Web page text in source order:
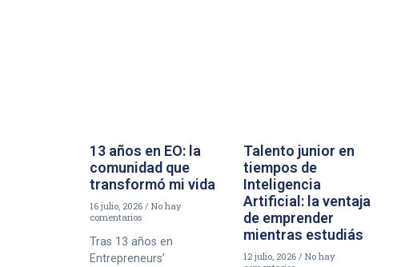
13 años en EO: la
comunidad que
transformó mi vida
16 julio, 2026
No hay
comentarios
Tras 13 años en
Entrepreneurs’
Talento junior en
tiempos de
Inteligencia
Artificial: la ventaja
de emprender
mientras estudiás
12 julio, 2026 No hay